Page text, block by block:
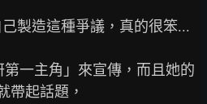
製造這種爭議，真的很笨...
一主角」來宣傳，而且她的
帶起話題，